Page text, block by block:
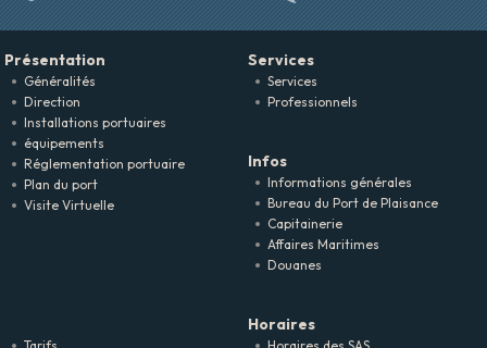
Présentation
Généralités
Direction
Installations portuaires
équipements
Réglementation portuaire
Plan du port
Visite Virtuelle
Services
Services
Professionnels
Infos
Informations générales
Bureau du Port de Plaisance
Capitainerie
Affaires Maritimes
Douanes
Horaires